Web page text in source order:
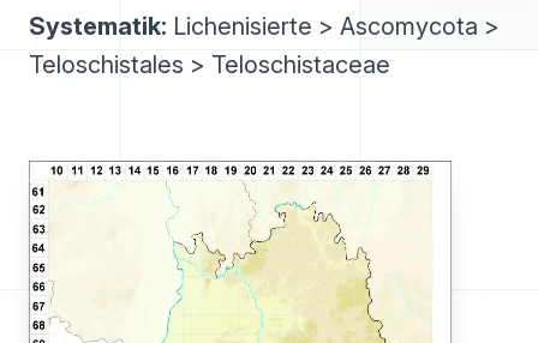
Systematik: Lichenisierte > Ascomycota >
Teloschistales > Teloschistaceae